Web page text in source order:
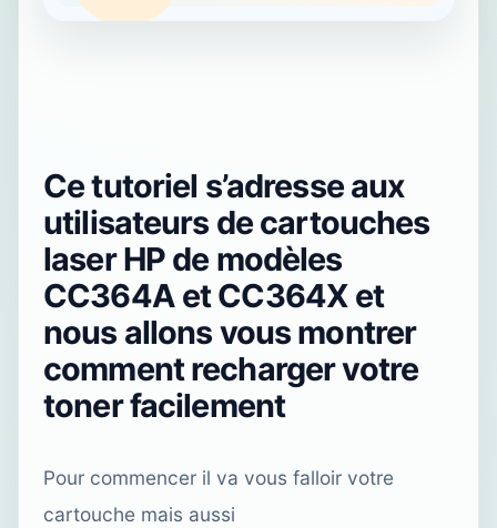
Ce tutoriel s’adresse aux
utilisateurs de cartouches
laser HP de modèles
CC364A et CC364X et
nous allons vous montrer
comment recharger votre
toner facilement
Pour commencer il va vous falloir votre
cartouche mais aussi